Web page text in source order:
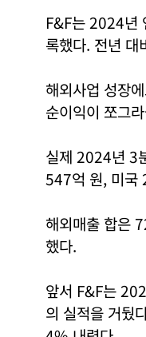
F&F는 2024년
록했다. 전년
해외사업 성장
순이익이 쪼그
실제 2024년 3
547억 원, 미국
해외매출 합은
했다.
앞서 F&F는
의 실적을 거뒀